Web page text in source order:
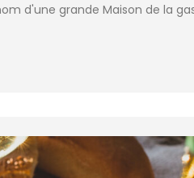
d'une grande Maison de la